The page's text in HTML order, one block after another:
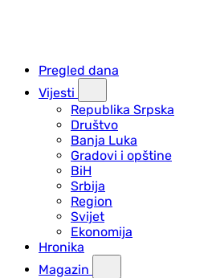
Pregled dana
Vijesti
Republika Srpska
Društvo
Banja Luka
Gradovi i opštine
BiH
Srbija
Region
Svijet
Ekonomija
Hronika
Magazin